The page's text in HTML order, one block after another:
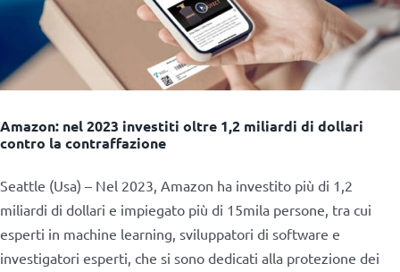
Amazon: nel 2023 investiti oltre 1,2 miliardi di dollari
contro la contraffazione
Seattle (Usa) – Nel 2023, Amazon ha investito più di 1,2
miliardi di dollari e impiegato più di 15mila persone, tra cui
esperti in machine learning, sviluppatori di software e
investigatori esperti, che si sono dedicati alla protezione dei